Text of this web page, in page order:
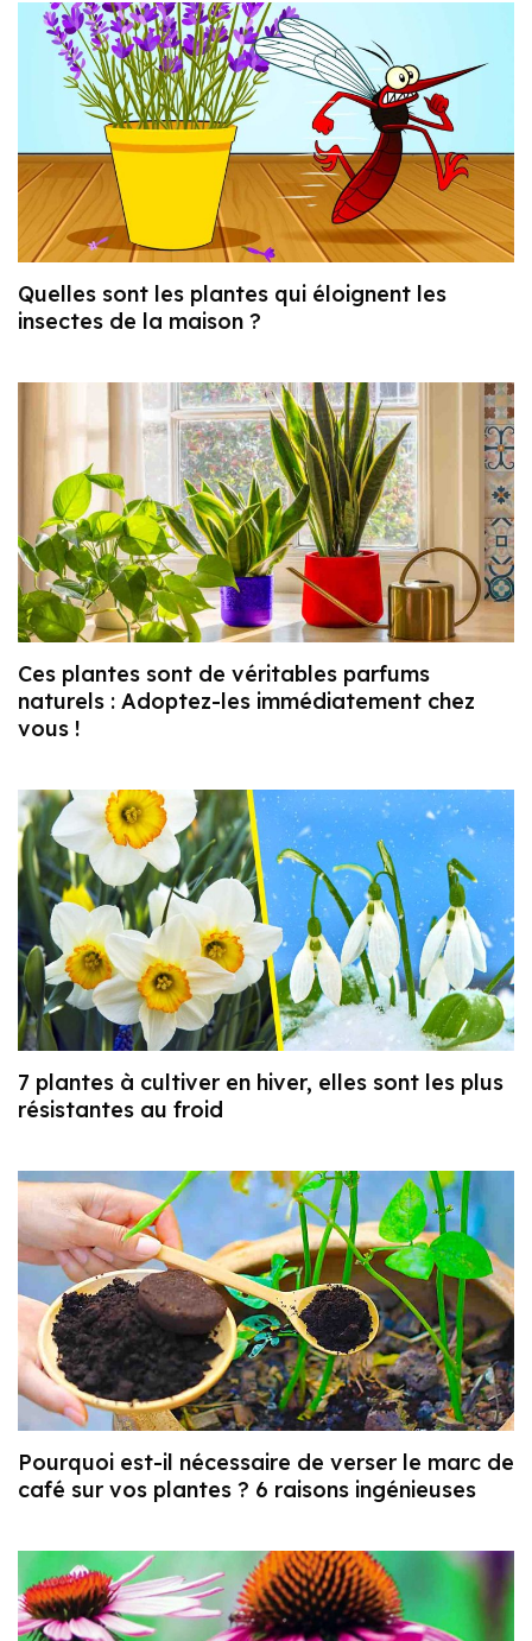
Quelles sont les plantes qui éloignent les
insectes de la maison ?
Ces plantes sont de véritables parfums
naturels : Adoptez-les immédiatement chez
vous !
7 plantes à cultiver en hiver, elles sont les plus
résistantes au froid
Pourquoi est-il nécessaire de verser le marc de
café sur vos plantes ? 6 raisons ingénieuses